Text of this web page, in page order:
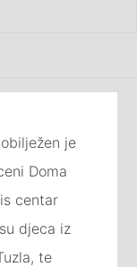
je
Doma
centar
djeca iz
te